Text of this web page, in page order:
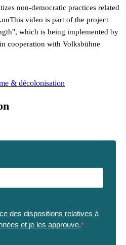
non-democratic practices related
video is part of the project
which is being implemented by
cooperation with Volksbühne
& décolonisation
des dispositions relatives à
et je les approuve.